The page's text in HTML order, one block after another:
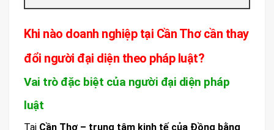
Khi nào doanh nghiệp tại Cần Thơ cần thay
đổi người đại diện theo pháp luật?
Vai trò đặc biệt của người đại diện pháp
luật
Tại Cần Thơ – trung tâm kinh tế của Đồng bằng